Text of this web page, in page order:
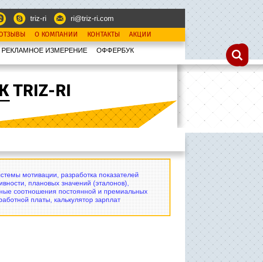
triz-ri ri@triz-ri.com
О КОМПАНИИ КОНТАКТЫ АКЦИИ
РЕКЛАМНОЕ ИЗМЕРЕНИЕ OФФЕРБУК
RI
мотивации, разработка показателей
плановых значений (эталонов),
соотношения постоянной и премиальных
платы, калькулятор зарплат